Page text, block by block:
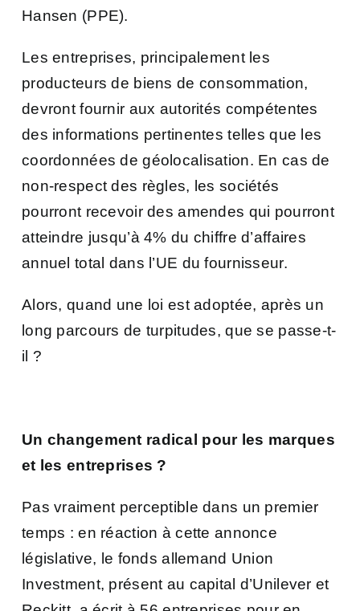
Hansen (PPE).
Les entreprises, principalement les
producteurs de biens de consommation,
devront fournir aux autorités compétentes
des informations pertinentes telles que les
coordonnées de géolocalisation. En cas de
non-respect des règles, les sociétés
pourront recevoir des amendes qui pourront
atteindre jusqu’à 4% du chiffre d’affaires
annuel total dans l’UE du fournisseur.
Alors, quand une loi est adoptée, après un
long parcours de turpitudes, que se passe-t-
il ?
Un changement radical pour les marques
et les entreprises ?
Pas vraiment perceptible dans un premier
temps : en réaction à cette annonce
législative, le fonds allemand Union
Investment, présent au capital d’Unilever et